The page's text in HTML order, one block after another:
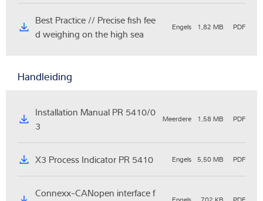
Best Practice // Precise fish fee
d weighing on the high sea
Engels 1,82 MB PDF
Handleiding
Installation Manual PR 5410/0
3
Meerdere 1,58 MB PDF
X3 Process Indicator PR 5410 Engels 5,50 MB PDF
Connexx-CANopen interface f